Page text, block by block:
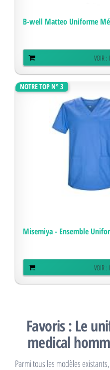
B-well Matteo Uniforme
VOIR :
NOTRE TOP N° 3
Misemiya - Ensemble
VOIR :
Favoris : Le
medical
Parmi tous les modèles